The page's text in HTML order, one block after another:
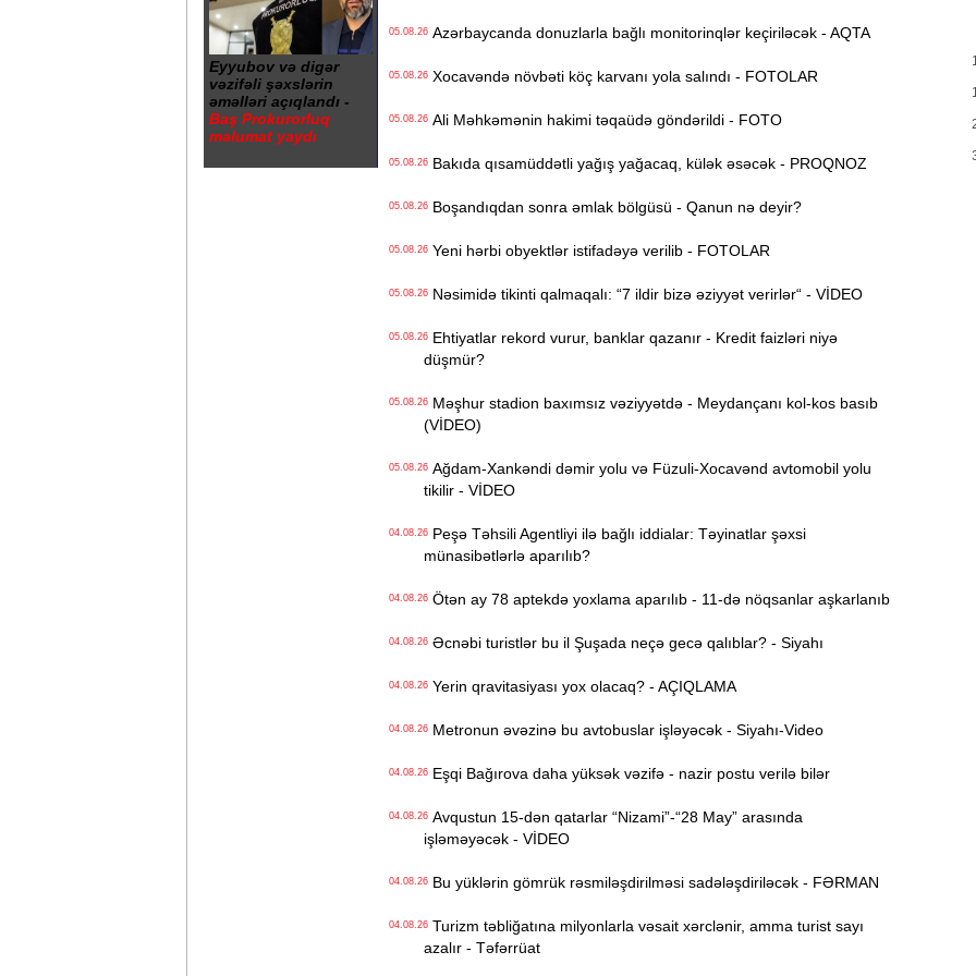
Eyyubov və digər
vəzifəli şəxslərin
əməlləri açıqlandı -
Baş Prokurorluq
məlumat yaydı
05.08.26Azərbaycanda donuzlarla bağlı monitorinqlər keçiriləcək - AQTA
05.08.26Xocavəndə növbəti köç karvanı yola salındı - FOTOLAR
05.08.26Ali Məhkəmənin hakimi təqaüdə göndərildi - FOTO
05.08.26Bakıda qısamüddətli yağış yağacaq, külək əsəcək - PROQNOZ
05.08.26Boşandıqdan sonra əmlak bölgüsü - Qanun nə deyir?
05.08.26Yeni hərbi obyektlər istifadəyə verilib - FOTOLAR
05.08.26Nəsimidə tikinti qalmaqalı: “7 ildir bizə əziyyət verirlər“ - VİDEO
05.08.26Ehtiyatlar rekord vurur, banklar qazanır - Kredit faizləri niyə
düşmür?
05.08.26Məşhur stadion baxımsız vəziyyətdə - Meydançanı kol-kos basıb
(VİDEO)
05.08.26Ağdam-Xankəndi dəmir yolu və Füzuli-Xocavənd avtomobil yolu
tikilir - VİDEO
04.08.26Peşə Təhsili Agentliyi ilə bağlı iddialar: Təyinatlar şəxsi
münasibətlərlə aparılıb?
04.08.26Ötən ay 78 aptekdə yoxlama aparılıb - 11-də nöqsanlar aşkarlanıb
04.08.26Əcnəbi turistlər bu il Şuşada neçə gecə qalıblar? - Siyahı
04.08.26Yerin qravitasiyası yox olacaq? - AÇIQLAMA
04.08.26Metronun əvəzinə bu avtobuslar işləyəcək - Siyahı-Video
04.08.26Eşqi Bağırova daha yüksək vəzifə - nazir postu verilə bilər
04.08.26Avqustun 15-dən qatarlar “Nizami”-“28 May” arasında
işləməyəcək - VİDEO
04.08.26Bu yüklərin gömrük rəsmiləşdirilməsi sadələşdiriləcək - FƏRMAN
04.08.26Turizm təbliğatına milyonlarla vəsait xərclənir, amma turist sayı
azalır - Təfərrüat